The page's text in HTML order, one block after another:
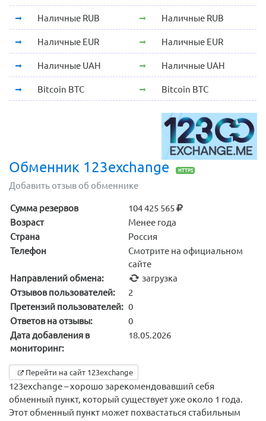
Наличные RUB Наличные RUB
Наличные EUR Наличные EUR
Наличные UAH Наличные UAH
Bitcoin BTC Bitcoin BTC
Обменник 123exchange HTTPS
Добавить отзыв об обменнике
Сумма резервов
104 425 565
Возраст
Менее года
Страна
Россия
Телефон
Смотрите на официальном
сайте
Направлений обмена:
загрузка
Отзывов пользователей:
2
Претензий пользователей: 0
Ответов на отзывы:
0
Дата добавления в
мониторинг:
18.05.2026
Перейти на сайт 123exchange
123exchange – хорошо зарекомендовавший себя
обменный пункт, который существует уже около 1 года.
Этот обменный пункт может похвастаться стабильным